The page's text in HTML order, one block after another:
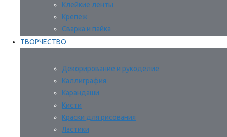
Клейкие ленты
Крепеж
Сварка и пайка
ТВОРЧЕСТВО
Декорирование и рукоделие
Каллиграфия
Карандаши
Кисти
Краски для рисования
Ластики